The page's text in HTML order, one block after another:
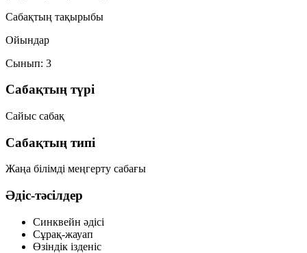
Сабақтың тақырыбы
Ойындар
Сынып: 3
Сабақтың түрі
Сайыс сабақ
Сабақтың типі
Жаңа білімді меңгерту сабағы
Әдіс-тәсілдер
Синквейн әдісі
Сұрақ-жауап
Өзіндік ізденіс